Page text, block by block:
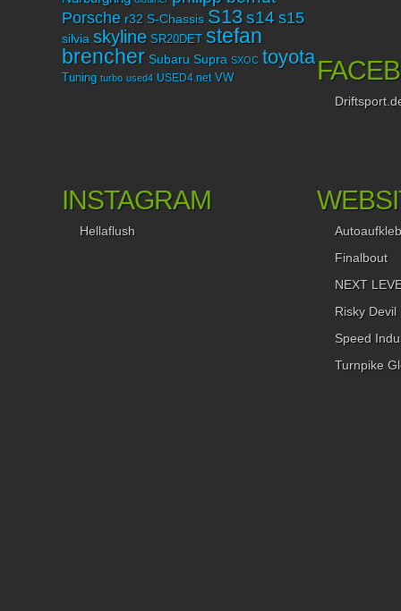
Porsche r32 S-Chassis S13 s14 s15
silvia skyline SR20DET stefan
brencher Subaru Supra SXOC toyota
Tuning turbo used4 USED4.net VW
INSTAGRAM
Hellaflush
Finalbout
NEXT
Risky Devil
Speed
Turnpike